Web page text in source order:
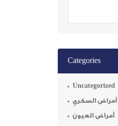
Categories
Uncategorized
أمراض السكري
أمراض العيون